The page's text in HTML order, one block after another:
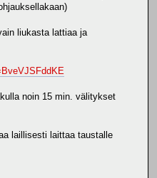
liukasta lattiaa ja
noin 15 min. välitykset
laillisesti laittaa taustalle